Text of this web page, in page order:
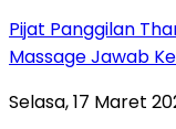
Pijat Panggilan
Massage Jawab
Selasa, 17 Maret